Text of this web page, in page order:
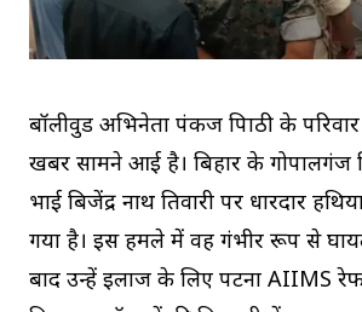
बॉलीवुड अभिनेता पंकज त्रिपाठी के
खबर सामने आई है। बिहार के
भाई बिजेंद्र नाथ तिवारी पर धारदार
गया है। इस हमले में वह गंभीर रूप से
बाद उन्हें इलाज के लिए पटना AIIMS